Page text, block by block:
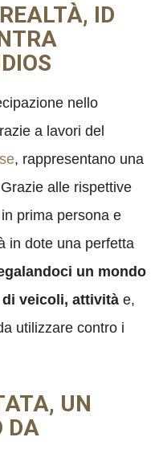
ID
nello
a lavori del
, rappresentano una
alle rispettive
prima persona e
in dote una perfetta
un mondo
veicoli, attività e,
utilizzare contro i
UN
DA